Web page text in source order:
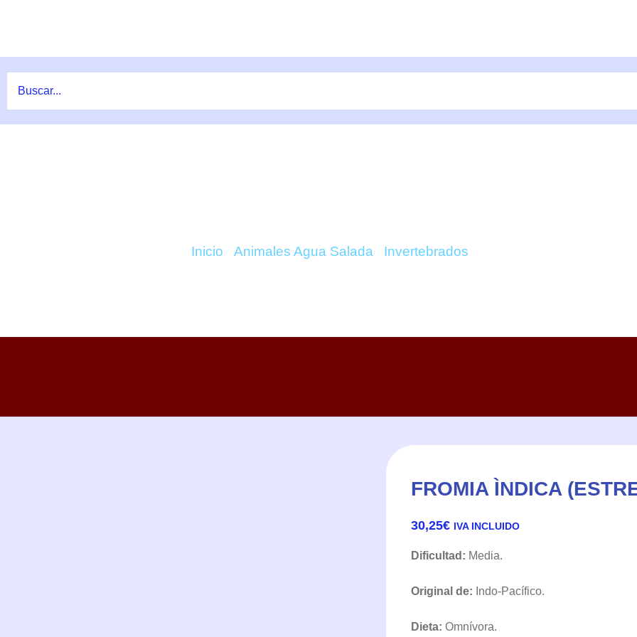
Inicio Animales Agua Salada Invertebrados
FROMIA ÌNDICA
30,25€ IVA INCLUIDO
Dificultad: Media.
Original de: Indo-Pacífico.
Dieta: Omnívora.